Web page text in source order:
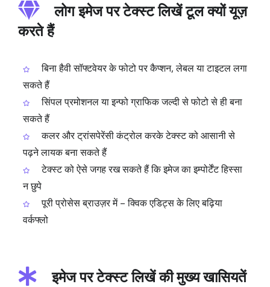
लोग इमेज पर टेक्स्ट लिखें टूल क्यों यूज़
करते हैं
बिना हैवी सॉफ्टवेयर के फोटो पर कैप्शन, लेबल या टाइटल लगा
सकते हैं
सिंपल प्रमोशनल या इन्फो ग्राफिक जल्दी से फोटो से ही बना
सकते हैं
कलर और ट्रांसपेरेंसी कंट्रोल करके टेक्स्ट को आसानी से
पढ़ने लायक बना सकते हैं
टेक्स्ट को ऐसे जगह रख सकते हैं कि इमेज का इम्पोर्टेंट हिस्सा
न छुपे
पूरी प्रोसेस ब्राउज़र में – क्विक एडिट्स के लिए बढ़िया
वर्कफ्लो
इमेज पर टेक्स्ट लिखें की मुख्य खासियतें